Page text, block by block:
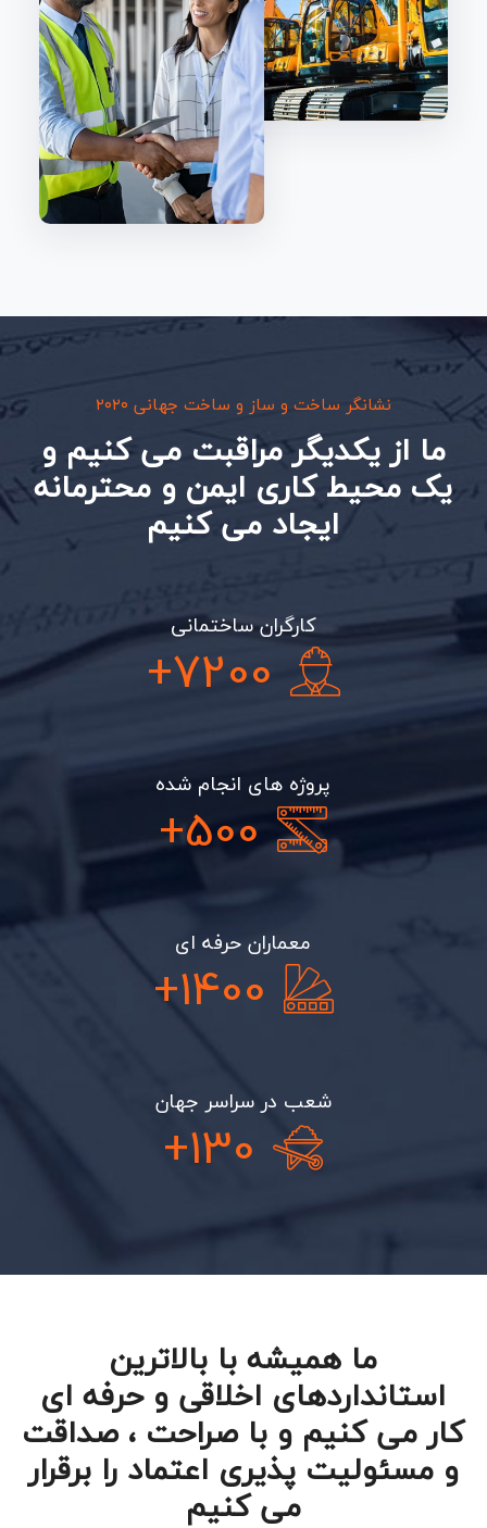
نشانگر ساخت و ساز و ساخت جهانی ۲۰۲۰
ما از یکدیگر مراقبت می کنیم و
یک محیط کاری ایمن و محترمانه
ایجاد می کنیم
کارگران ساختمانی
7200
+
پروژه های انجام شده
500
+
معماران حرفه ای
1400
+
شعب در سراسر جهان
130
+
ما همیشه با بالاترین
استانداردهای اخلاقی و حرفه ای
کار می کنیم و با صراحت ، صداقت
و مسئولیت پذیری اعتماد را برقرار
می کنیم